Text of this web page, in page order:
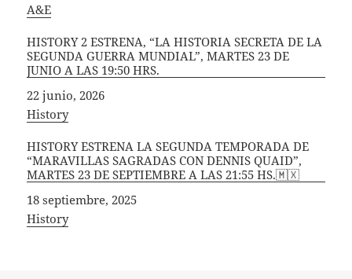
In relation to
A&E
HISTORY 2 ESTRENA, “LA HISTORIA SECRETA DE LA
SEGUNDA GUERRA MUNDIAL”, MARTES 23 DE
JUNIO A LAS 19:50 HRS.
Fecha
22 junio, 2026
In relation to
History
HISTORY ESTRENA LA SEGUNDA TEMPORADA DE
“MARAVILLAS SAGRADAS CON DENNIS QUAID”,
MARTES 23 DE SEPTIEMBRE A LAS 21:55 HS.🇲🇽
Fecha
18 septiembre, 2025
In relation to
History